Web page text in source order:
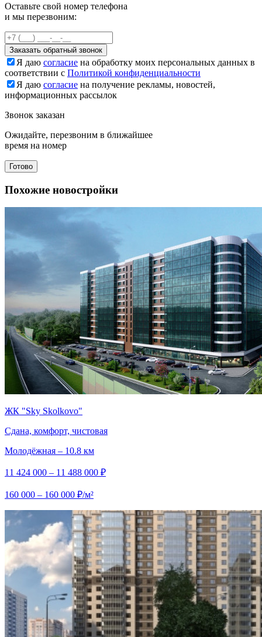
Оставьте свой номер телефона
и мы перезвоним:
Заказать обратный звонок
Я даю согласие на обработку моих персональных данных в
соответствии с Политикой конфиденциальности
Я даю согласие на получение рекламы, новостей,
информационных рассылок
Звонок заказан
Ожидайте, перезвоним в ближайшее
время на номер
Готово
Похожие новостройки
ЖК "Sky Skolkovo"
Сдана, комфорт, чистовая
Молодёжная – 10.8 км
11 424 000 – 11 488 000 ₽
160 000 – 160 000 ₽/м²